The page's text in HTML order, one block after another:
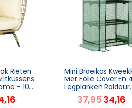
Rieten
– 105
Mini Broeikas
Met Folie Cover En 4
Legplanken Roldeur
Groentebed Groen
49 X 158 Cm
37,95 34,16